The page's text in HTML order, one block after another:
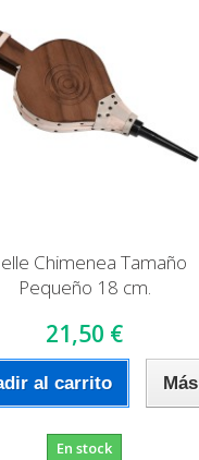
Chimenea Tamaño
Pequeño 18 cm.
21,50 €
al carrito Más
En stock